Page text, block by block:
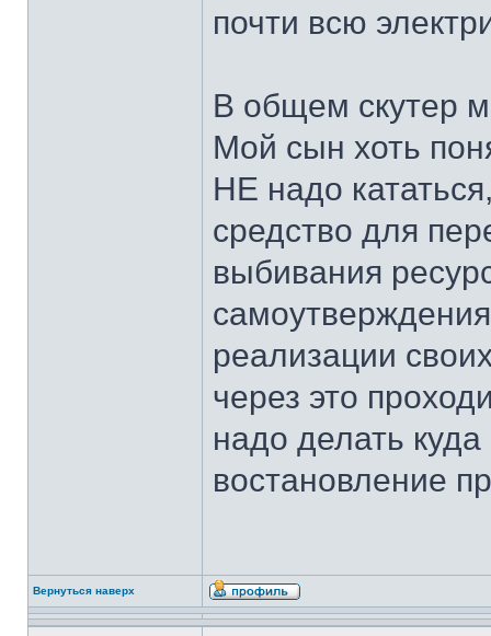
почти всю
В общем скутер
Мой сын хоть
НЕ надо
средство для
выбивания
реализации
через это
надо делать
востановление
Вернуться наверх